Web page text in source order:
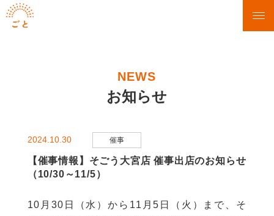
NEWS
お知らせ
2024.10.30 催事
【催事情報】そごう大宮店 催事出店のお知らせ
（10/30～11/5）
10月30日（水）から11月5日（火）まで、そ